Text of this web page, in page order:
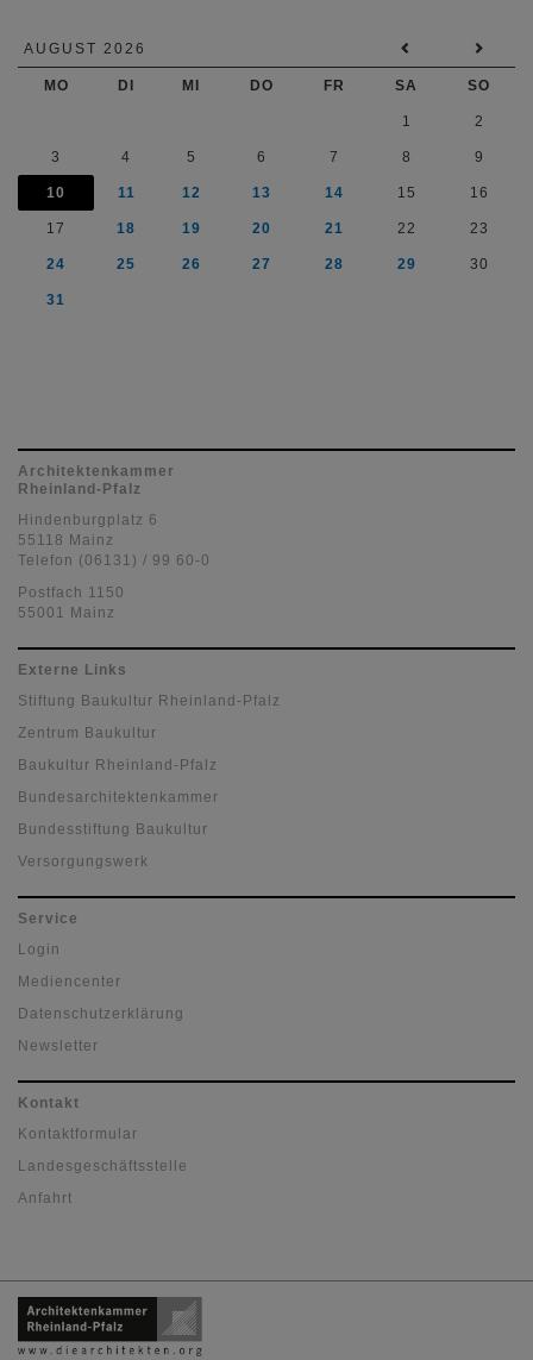
AUGUST 2026
MO DI MI DO FR SA SO
1 2
3 4 5 6 7 8 9
10 11 12 13 14 15 16
17 18 19 20 21 22 23
24 25 26 27 28 29 30
31
Architektenkammer
Rheinland-Pfalz
Hindenburgplatz 6
55118 Mainz
Telefon (06131) / 99 60-0
Postfach 1150
55001 Mainz
Externe Links
Stiftung Baukultur Rheinland-Pfalz
Zentrum Baukultur
Baukultur Rheinland-Pfalz
Bundesarchitektenkammer
Bundesstiftung Baukultur
Versorgungswerk
Service
Login
Mediencenter
Datenschutzerklärung
Newsletter
Kontakt
Kontaktformular
Landesgeschäftsstelle
Anfahrt